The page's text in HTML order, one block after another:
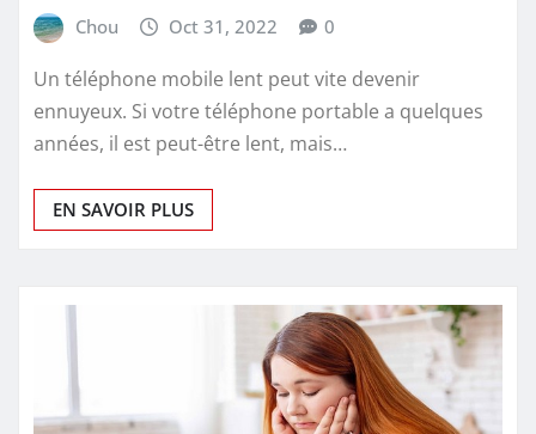
Chou Oct 31, 2022 0
Un téléphone mobile lent peut vite devenir
ennuyeux. Si votre téléphone portable a quelques
années, il est peut-être lent, mais…
EN SAVOIR PLUS